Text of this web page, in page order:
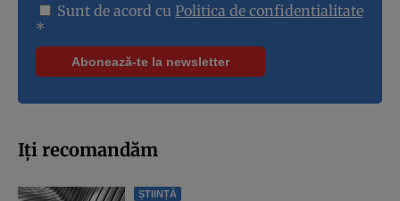
Sunt de acord cu Politica de confidentialitate
*
Iți recomandăm
ȘTIINȚĂ